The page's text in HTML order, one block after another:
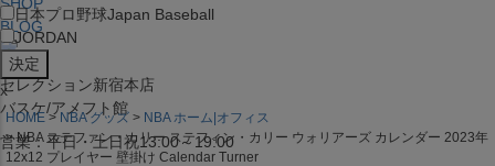
BLOG
セレクション新宿本店
バスケ/アメフト館
営業：平日・土日祝13:00～19:00
日本プロ野球Japan Baseball
JORDAN
x
HOME NBA グッズ
NBA ホーム|オフィス
NBA ステファン・カリー ステフィン・カリー ウォリアーズ カレンダー 2023年
12x12 プレイヤー 壁掛け Calendar Turner